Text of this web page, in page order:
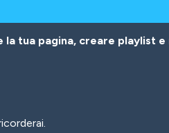
la tua pagina, creare playlist